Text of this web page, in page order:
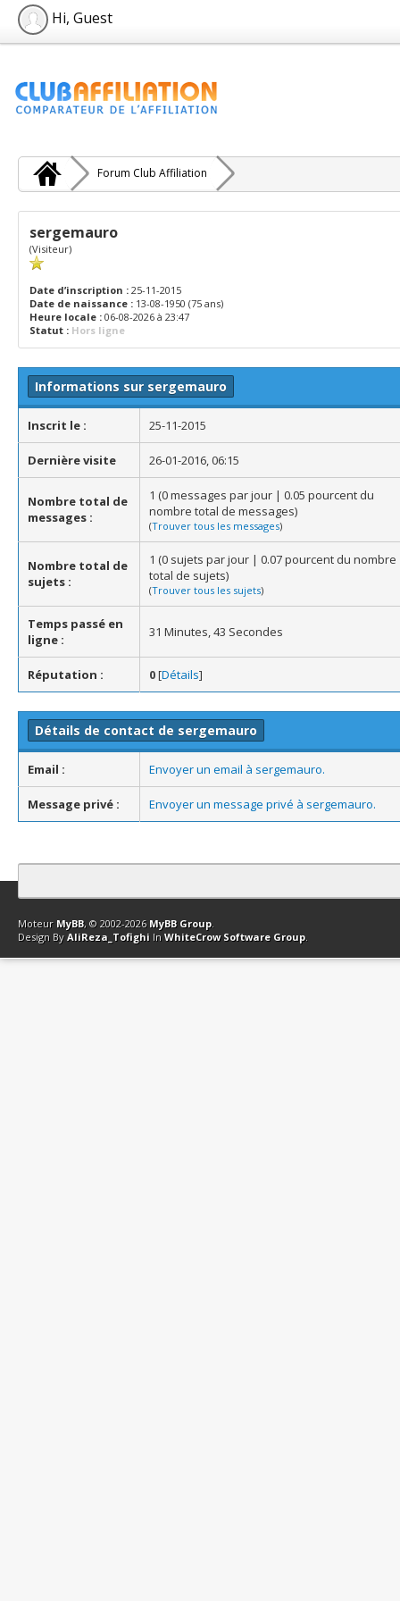
Hi, Guest
Forum Club Affiliation
sergemauro
(Visiteur)
Date d’inscription : 25-11-2015
Date de naissance : 13-08-1950 (75 ans)
Heure locale : 06-08-2026 à 23:47
Statut : Hors ligne
Informations sur sergemauro
Inscrit le : 25-11-2015
Dernière visite 26-01-2016, 06:15
Nombre total de
messages :
1 (0 messages par jour | 0.05 pourcent du
nombre total de messages)
(Trouver tous les messages)
Nombre total de
sujets :
1 (0 sujets par jour | 0.07 pourcent du nombre
total de sujets)
(Trouver tous les sujets)
Temps passé en
ligne :
31 Minutes, 43 Secondes
Réputation : 0[Détails]
Détails de contact de sergemauro
Email : Envoyer un email à sergemauro.
Message privé : Envoyer un message privé à sergemauro.
Contact Club Affiliation Retourner en haut Version bas-débit
Moteur MyBB, © 2002-2026 MyBB Group.
Design By AliReza_Tofighi In WhiteCrow Software Group.